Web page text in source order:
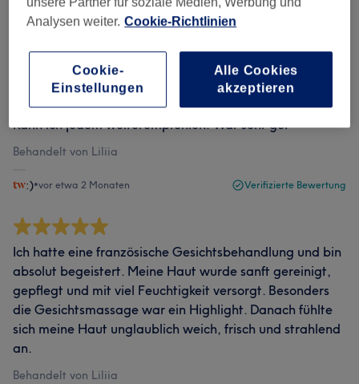
Verifizierte Bewertungen
Geschrieben von unseren Kunden, damit du weißt, was
Kann ich jedem weiterempfehlen! War sehr gut
Behandelt von Liliia
:)•vor etwa 2 Monaten Verifizierte Bewertung
Ich hatte eine französische Gesichtsbehandlung und bin
absolut begeistert. Meine Haut wurde sanft gereinigt,
gepflegt und mit viel Feuchtigkeit versorgt. Besonders
die Gesichtsmassage war ein Highlight. Danach fühlte
sich meine Haut unglaublich weich, frisch und strahlend
an.
Behandelt von Liliia
Analysen weiter. Cookie-Richtlinien
Cookie-
Einstellungen
Alle Cookies
akzeptieren